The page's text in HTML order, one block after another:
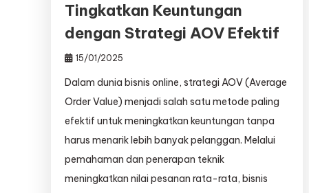
Tingkatkan Keuntungan
dengan Strategi AOV Efektif
15/01/2025
Dalam dunia bisnis online, strategi AOV (Average
Order Value) menjadi salah satu metode paling
efektif untuk meningkatkan keuntungan tanpa
harus menarik lebih banyak pelanggan. Melalui
pemahaman dan penerapan teknik
meningkatkan nilai pesanan rata-rata, bisnis